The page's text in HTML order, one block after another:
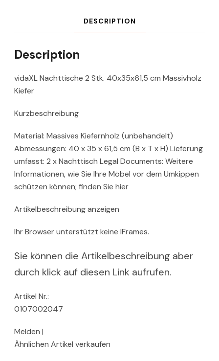
DESCRIPTION
Description
vidaXL Nachttische 2 Stk. 40x35x61,5 cm Massivholz
Kiefer
Kurzbeschreibung
Material: Massives Kiefernholz (unbehandelt)
Abmessungen: 40 x 35 x 61,5 cm (B x T x H) Lieferung
umfasst: 2 x Nachttisch Legal Documents: Weitere
Informationen, wie Sie Ihre Möbel vor dem Umkippen
schützen können; finden Sie hier
Artikelbeschreibung anzeigen
Ihr Browser unterstützt keine IFrames.
Sie können die Artikelbeschreibung aber
durch klick auf diesen Link aufrufen.
Artikel Nr.:
0107002047
Melden |
Ähnlichen Artikel verkaufen